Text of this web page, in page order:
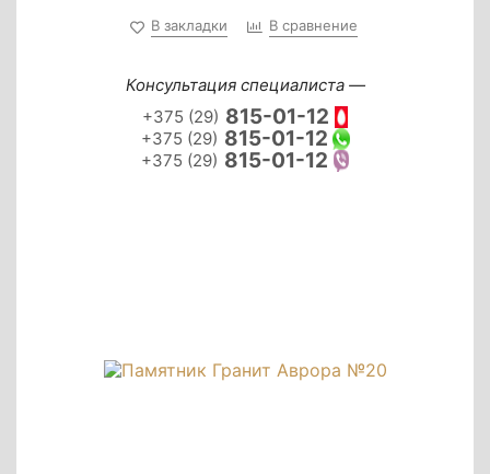
В закладки В сравнение
Консультация специалиста —
+375 (29) 815-01-12
+375 (29) 815-01-12
+375 (29) 815-01-12